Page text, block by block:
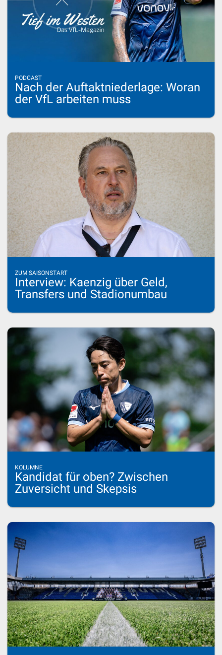
PODCAST
Nach der Auftaktniederlage: Woran
der VfL arbeiten muss
ZUM SAISONSTART
Interview: Kaenzig über Geld,
Transfers und Stadionumbau
KOLUMNE
Kandidat für oben? Zwischen
Zuversicht und Skepsis